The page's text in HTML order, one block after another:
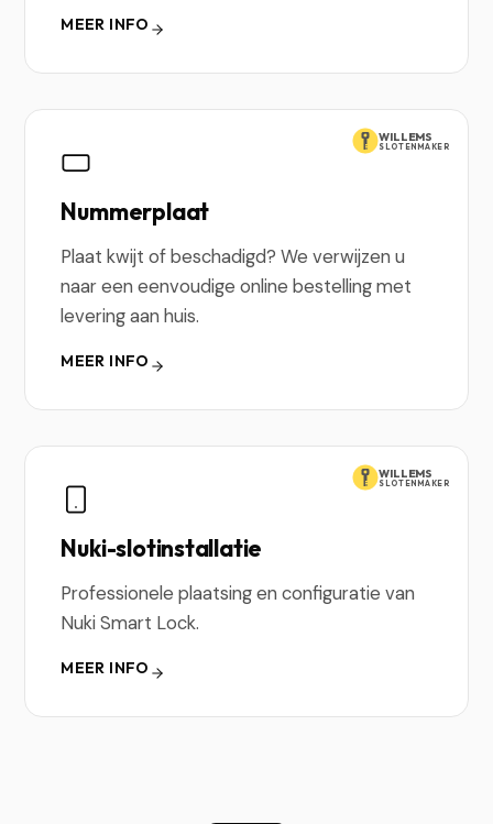
MEER INFO
WILLEMS
SLOTENMAKER
Nummerplaat
Plaat kwijt of beschadigd? We verwijzen u
naar een eenvoudige online bestelling met
levering aan huis.
MEER INFO
WILLEMS
SLOTENMAKER
Nuki-slotinstallatie
Professionele plaatsing en configuratie van
Nuki Smart Lock.
MEER INFO